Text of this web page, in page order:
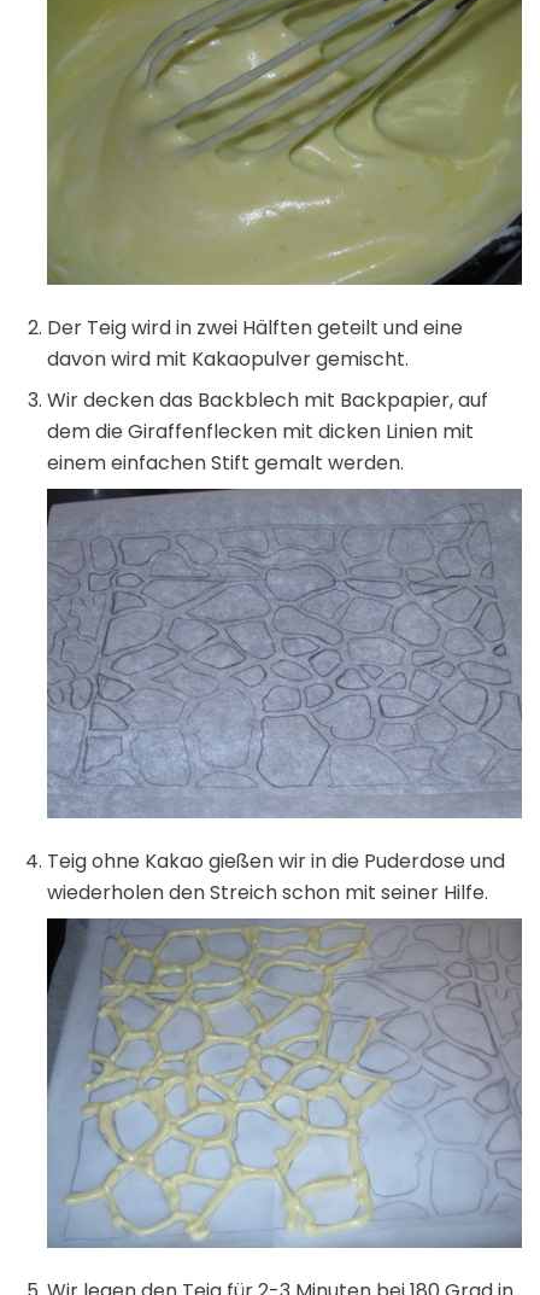
Der Teig wird in zwei Hälften geteilt und eine
davon wird mit Kakaopulver gemischt.
Wir decken das Backblech mit Backpapier, auf
dem die Giraffenflecken mit dicken Linien mit
einem einfachen Stift gemalt werden.
Teig ohne Kakao gießen wir in die Puderdose und
wiederholen den Streich schon mit seiner Hilfe.